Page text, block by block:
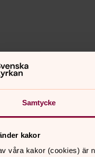
Samtycke
kakor
våra kakor (cookies) är
Kalender